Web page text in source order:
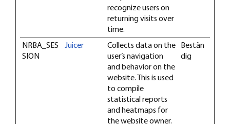
recognize users on
returning visits over
time.
NRBA_SES
SION
Juicer
Collects data on the
user’s navigation
and behavior on the
website. This is used
to compile
statistical reports
and heatmaps for
the website owner.
Bestän
dig